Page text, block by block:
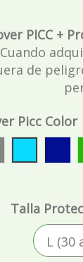
PICC +
de
Picc Color
Talla